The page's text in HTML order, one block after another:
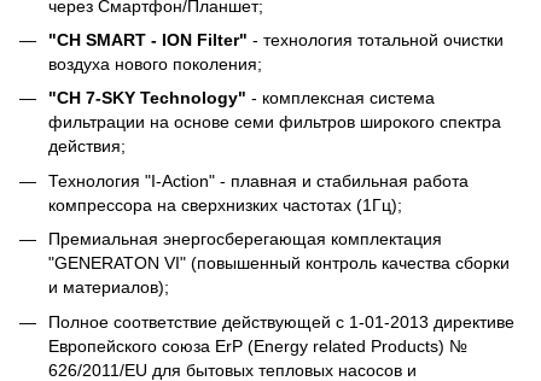
через Смартфон/Планшет;
"CH SMART - ION Filter" - технология тотальной очистки
воздуха нового поколения;
"CH 7-SKY Technology" - комплексная система
фильтрации на основе семи фильтров широкого спектра
действия;
Технология "I-Action" - плавная и стабильная работа
компрессора на сверхнизких частотах (1Гц);
Премиальная энергосберегающая комплектация
"GENERATON VI" (повышенный контроль качества сборки
и материалов);
Полное соответствие действующей c 1-01-2013 директиве
Европейского союза ErP (Energy related Products) №
626/2011/EU для бытовых тепловых насосов и